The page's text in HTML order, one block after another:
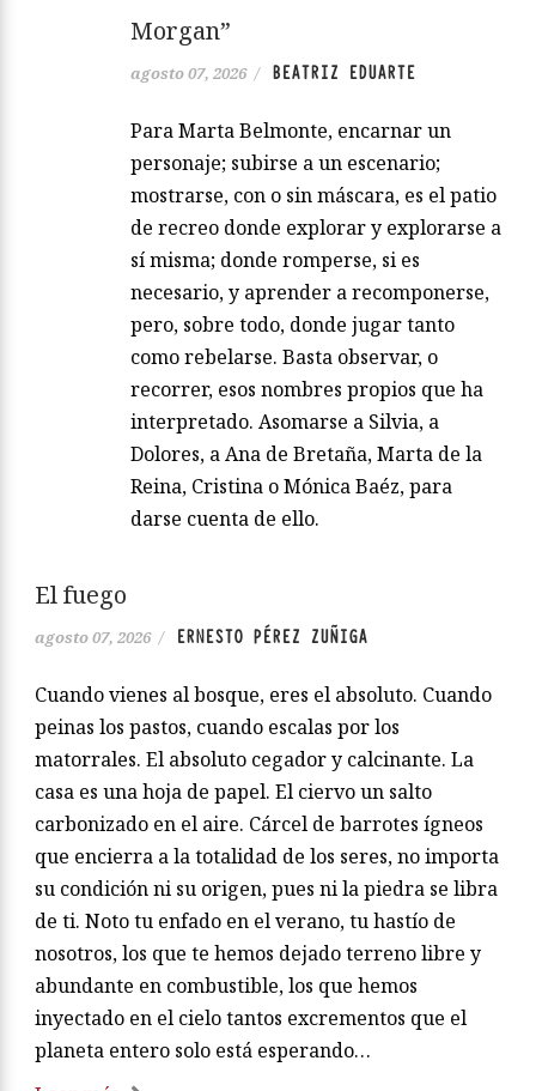
Morgan”
agosto 07, 2026 / BEATRIZ EDUARTE
Para Marta Belmonte, encarnar un
personaje; subirse a un escenario;
mostrarse, con o sin máscara, es el patio
de recreo donde explorar y explorarse a
sí misma; donde romperse, si es
necesario, y aprender a recomponerse,
pero, sobre todo, donde jugar tanto
como rebelarse. Basta observar, o
recorrer, esos nombres propios que ha
interpretado. Asomarse a Silvia, a
Dolores, a Ana de Bretaña, Marta de la
Reina, Cristina o Mónica Baéz, para
darse cuenta de ello.
El fuego
agosto 07, 2026 / ERNESTO PÉREZ ZUÑIGA
Cuando vienes al bosque, eres el absoluto. Cuando
peinas los pastos, cuando escalas por los
matorrales. El absoluto cegador y calcinante. La
casa es una hoja de papel. El ciervo un salto
carbonizado en el aire. Cárcel de barrotes ígneos
que encierra a la totalidad de los seres, no importa
su condición ni su origen, pues ni la piedra se libra
de ti. Noto tu enfado en el verano, tu hastío de
nosotros, los que te hemos dejado terreno libre y
abundante en combustible, los que hemos
inyectado en el cielo tantos excrementos que el
planeta entero solo está esperando…